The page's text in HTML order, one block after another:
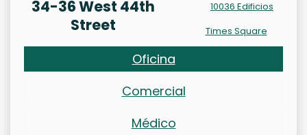
34-36 West 44th
Street
10036 Edificios
Times Square
Oficina
Comercial
Médico